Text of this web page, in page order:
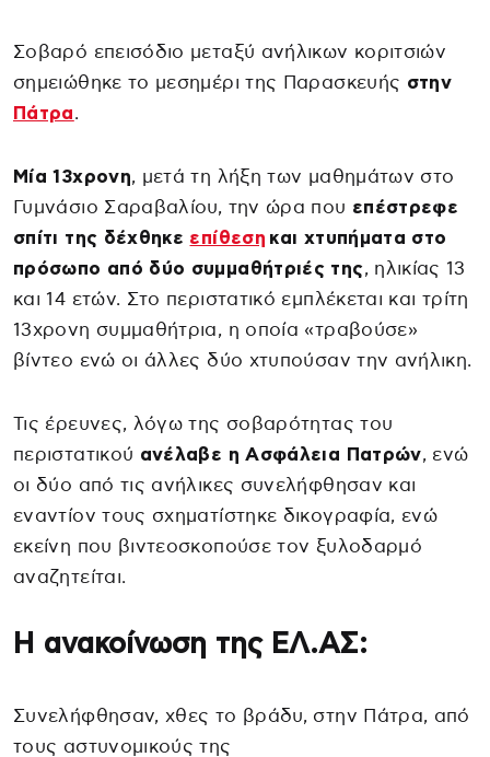
Σοβαρό επεισόδιο μεταξύ ανήλικων κοριτσιών
σημειώθηκε το μεσημέρι της Παρασκευής στην
Πάτρα.
Μία 13χρονη, μετά τη λήξη των μαθημάτων στο
Γυμνάσιο Σαραβαλίου, την ώρα που επέστρεφε
σπίτι της δέχθηκε επίθεση και χτυπήματα στο
πρόσωπο από δύο συμμαθήτριές της, ηλικίας 13
και 14 ετών. Στο περιστατικό εμπλέκεται και τρίτη
13χρονη συμμαθήτρια, η οποία «τραβούσε»
βίντεο ενώ οι άλλες δύο χτυπούσαν την ανήλικη.
Τις έρευνες, λόγω της σοβαρότητας του
περιστατικού ανέλαβε η Ασφάλεια Πατρών, ενώ
οι δύο από τις ανήλικες συνελήφθησαν και
εναντίον τους σχηματίστηκε δικογραφία, ενώ
εκείνη που βιντεοσκοπούσε τον ξυλοδαρμό
αναζητείται.
Η ανακοίνωση της ΕΛ.ΑΣ:
Συνελήφθησαν, χθες το βράδυ, στην Πάτρα, από
τους αστυνομικούς της